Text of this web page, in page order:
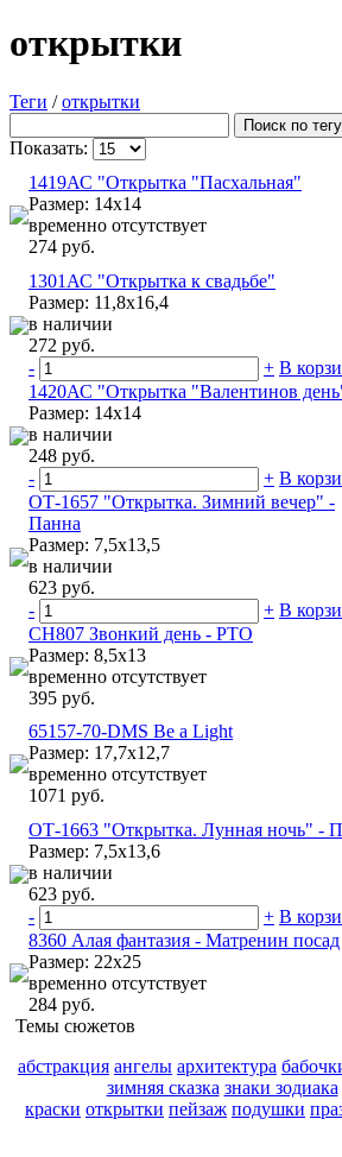
открытки
Теги /открытки
Показать:
1419АС "Открытка "Пасхальная"
Размер: 14х14
временно отсутствует
274 руб.
1301АС "Открытка к свадьбе"
Размер: 11,8х16,4
в наличии
272 руб.
-
+ В
1420АС "Открытка "Валентинов
Размер: 14х14
в наличии
248 руб.
-
+ В
ОТ-1657 "Открытка. Зимний вечер" -
Панна
Размер: 7,5х13,5
в наличии
623 руб.
-
+ В
CH807 Звонкий день - РТО
Размер: 8,5х13
временно отсутствует
395 руб.
65157-70-DMS Be a Light
Размер: 17,7х12,7
временно отсутствует
1071 руб.
ОТ-1663 "Открытка. Лунная ночь" -
Размер: 7,5х13,6
в наличии
623 руб.
-
+ В
8360 Алая фантазия - Матренин посад
Размер: 22х25
временно отсутствует
284 руб.
Темы сюжетов
абстракция ангелы архитектура
зимняя сказка знаки зодиака
краски открытки пейзаж подушки